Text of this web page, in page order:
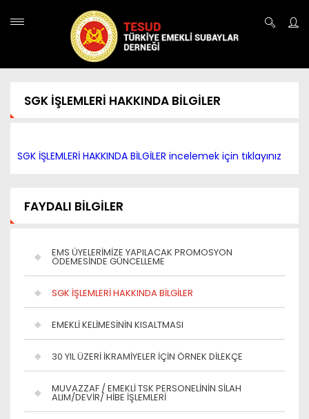
SGK İŞLEMLERİ HAKKINDA BİLGİLER
SGK İŞLEMLERİ HAKKINDA BİLGİLER incelemek için tıklayınız
FAYDALI BİLGİLER
EMS ÜYELERİMİZE YAPILACAK PROMOSYON
ÖDEMESİNDE GÜNCELLEME
SGK İŞLEMLERİ HAKKINDA BİLGİLER
EMEKLİ KELİMESİNİN KISALTMASI
30 YIL ÜZERİ İKRAMİYELER İÇİN ÖRNEK DİLEKÇE
MUVAZZAF / EMEKLİ TSK PERSONELİNİN SİLAH
ALIM/DEVİR/ HİBE İŞLEMLERİ